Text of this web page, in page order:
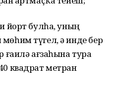
йорт булһа, уның
түгел, ә инде бер
ғаилә ағзаһына тура
квадрат метрҙан